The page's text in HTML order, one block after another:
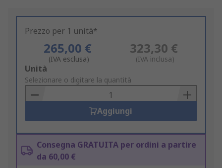
Prezzo per 1 unità*
265,00 €
(IVA esclusa)
323,30 €
(IVA inclusa)
Add
to
Basket
Unità
Selezionare o digitare la quantità
Aggiungi
Consegna GRATUITA per ordini a partire
da 60,00 €